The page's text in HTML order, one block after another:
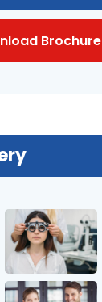
Brochure